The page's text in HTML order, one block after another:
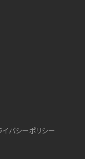
イバシーポリシー